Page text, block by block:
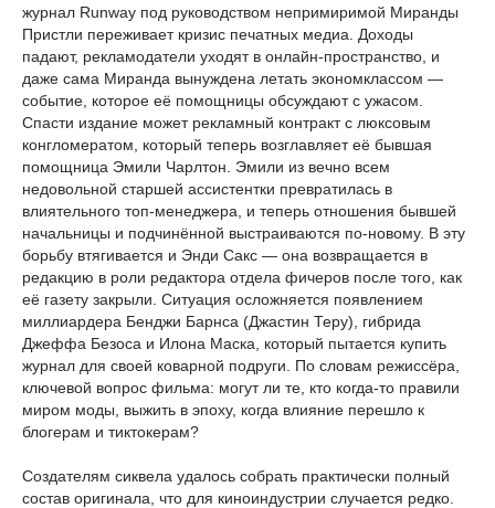
журнал Runway под руководством непримиримой Миранды
Пристли переживает кризис печатных медиа. Доходы
падают, рекламодатели уходят в онлайн-пространство, и
даже сама Миранда вынуждена летать экономклассом —
событие, которое её помощницы обсуждают с ужасом.
Спасти издание может рекламный контракт с люксовым
конгломератом, который теперь возглавляет её бывшая
помощница Эмили Чарлтон. Эмили из вечно всем
недовольной старшей ассистентки превратилась в
влиятельного топ-менеджера, и теперь отношения бывшей
начальницы и подчинённой выстраиваются по-новому. В эту
борьбу втягивается и Энди Сакс — она возвращается в
редакцию в роли редактора отдела фичеров после того, как
её газету закрыли. Ситуация осложняется появлением
миллиардера Бенджи Барнса (Джастин Теру), гибрида
Джеффа Безоса и Илона Маска, который пытается купить
журнал для своей коварной подруги. По словам режиссёра,
ключевой вопрос фильма: могут ли те, кто когда-то правили
миром моды, выжить в эпоху, когда влияние перешло к
блогерам и тиктокерам?
Создателям сиквела удалось собрать практически полный
состав оригинала, что для киноиндустрии случается редко.